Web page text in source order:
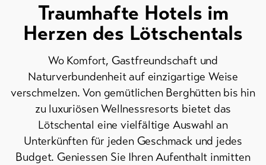
Aktuelles
Webcams
Wetter
ENFR
Shops
Traumhafte Hotels im
Herzen des Lötschentals
Wo Komfort, Gastfreundschaft und
Naturverbundenheit auf einzigartige Weise
verschmelzen. Von gemütlichen Berghütten bis hin
zu luxuriösen Wellnessresorts bietet das
Lötschental eine vielfältige Auswahl an
Unterkünften für jeden Geschmack und jedes
Budget. Geniessen Sie Ihren Aufenthalt inmitten